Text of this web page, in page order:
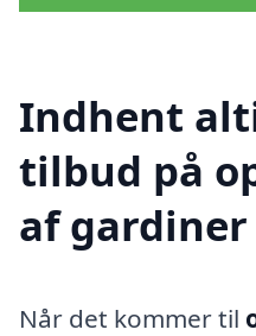
Indhent
tilbud på
af
Når det kommer til